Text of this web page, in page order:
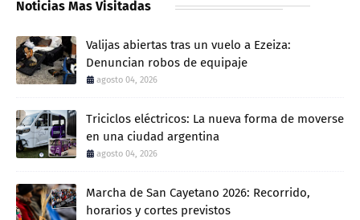
Noticias Mas Visitadas
Valijas abiertas tras un vuelo a Ezeiza:
Denuncian robos de equipaje
agosto 04, 2026
Triciclos eléctricos: La nueva forma de moverse
en una ciudad argentina
agosto 04, 2026
Marcha de San Cayetano 2026: Recorrido,
horarios y cortes previstos